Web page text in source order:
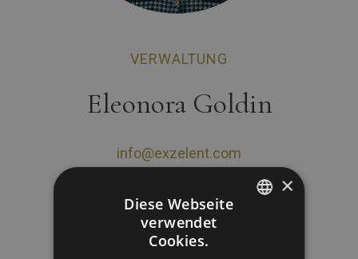
VERWALTUNG
Eleonora Goldin
info@exzelent.com
×
Diese Webseite
verwendet
Cookies.